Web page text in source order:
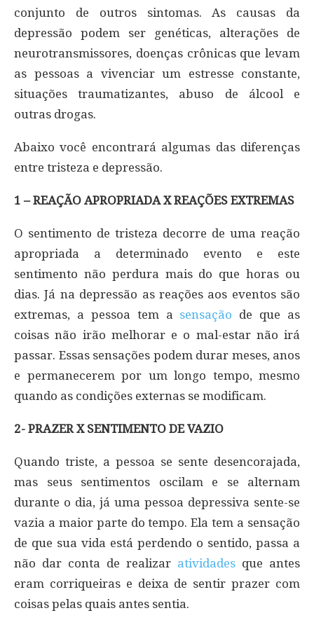
conjunto de outros sintomas. As causas da
depressão podem ser genéticas, alterações de
neurotransmissores, doenças crônicas que levam
as pessoas a vivenciar um estresse constante,
situações traumatizantes, abuso de álcool e
outras drogas.
Abaixo você encontrará algumas das diferenças
entre tristeza e depressão.
1 – REAÇÃO APROPRIADA X REAÇÕES EXTREMAS
O sentimento de tristeza decorre de uma reação
apropriada a determinado evento e este
sentimento não perdura mais do que horas ou
dias. Já na depressão as reações aos eventos são
extremas, a pessoa tem a sensação de que as
coisas não irão melhorar e o mal-estar não irá
passar. Essas sensações podem durar meses, anos
e permanecerem por um longo tempo, mesmo
quando as condições externas se modificam.
2- PRAZER X SENTIMENTO DE VAZIO
Quando triste, a pessoa se sente desencorajada,
mas seus sentimentos oscilam e se alternam
durante o dia, já uma pessoa depressiva sente-se
vazia a maior parte do tempo. Ela tem a sensação
de que sua vida está perdendo o sentido, passa a
não dar conta de realizar atividades que antes
eram corriqueiras e deixa de sentir prazer com
coisas pelas quais antes sentia.